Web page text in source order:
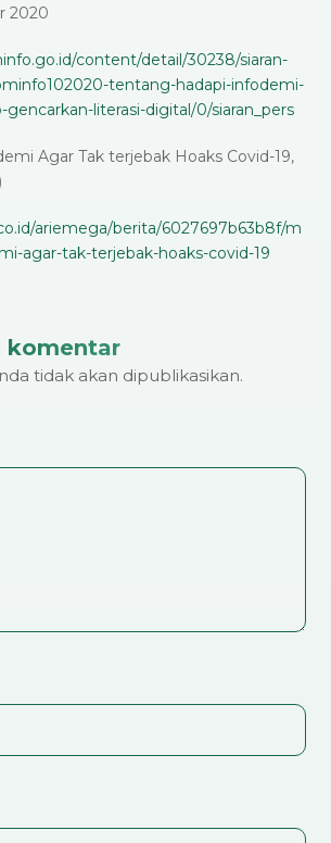
2020
content/detail/30238/siaran-
tentang-hadapi-infodemi-
gencarkan-literasi-digital/0/siaran_pers
Agar Tak terjebak Hoaks Covid-19,
ariemega/berita/6027697b63b8f/m
agar-tak-terjebak-hoaks-covid-19
komentar
tidak akan dipublikasikan.